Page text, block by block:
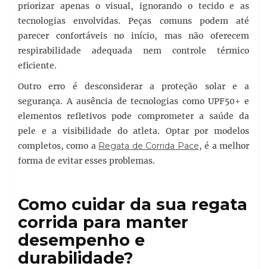
priorizar apenas o visual, ignorando o tecido e as
tecnologias envolvidas. Peças comuns podem até
parecer confortáveis no início, mas não oferecem
respirabilidade adequada nem controle térmico
eficiente.
Outro erro é desconsiderar a proteção solar e a
segurança. A ausência de tecnologias como UPF50+ e
elementos refletivos pode comprometer a saúde da
pele e a visibilidade do atleta. Optar por modelos
completos, como a Regata de Corrida Pace, é a melhor
forma de evitar esses problemas.
Como cuidar da sua regata
corrida para manter
desempenho e
durabilidade?